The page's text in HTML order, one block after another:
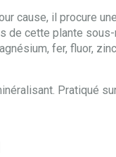
cause, il procure
de cette plante
fer, fluor,
Pratiqué